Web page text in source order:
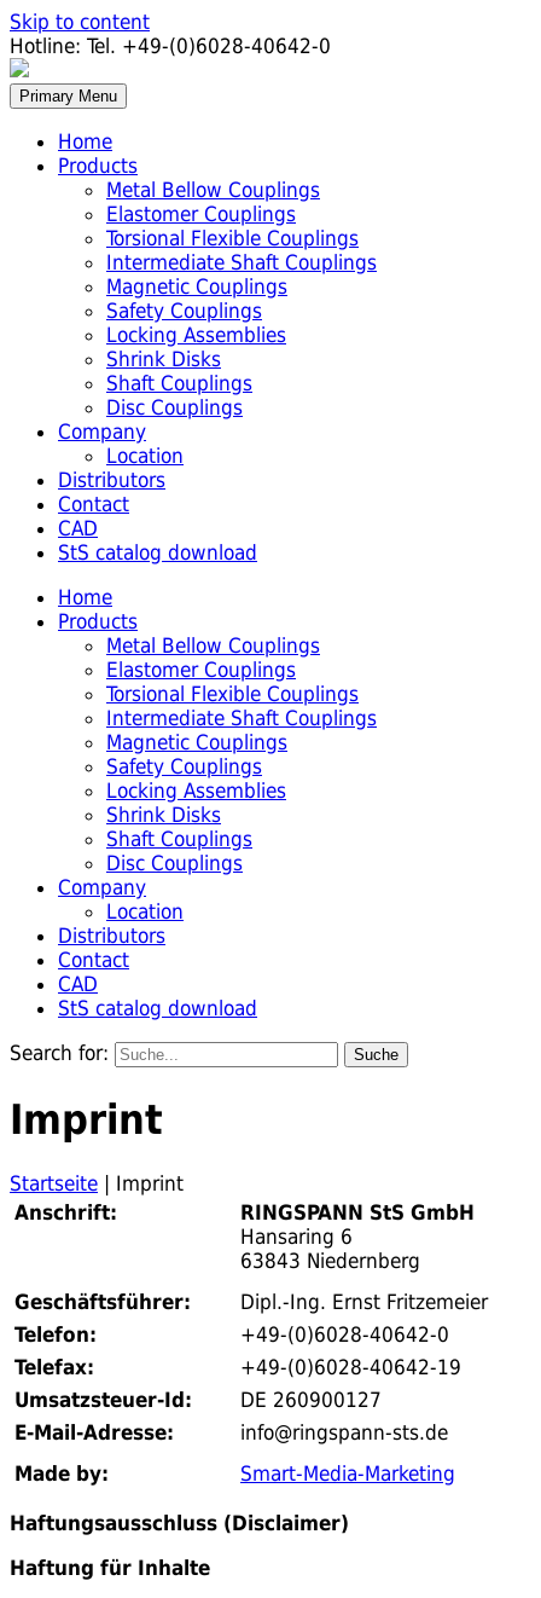
Skip to content
Hotline: Tel. +49-(0)6028-40642-0
Primary Menu
Home
Products
Metal Bellow Couplings
Elastomer Couplings
Torsional Flexible Couplings
Intermediate Shaft Couplings
Magnetic Couplings
Safety Couplings
Locking Assemblies
Shrink Disks
Shaft Couplings
Disc Couplings
Company
Location
Distributors
Contact
CAD
StS catalog download
Home
Products
Metal Bellow Couplings
Elastomer Couplings
Torsional Flexible Couplings
Intermediate Shaft Couplings
Magnetic Couplings
Safety Couplings
Locking Assemblies
Shrink Disks
Shaft Couplings
Disc Couplings
Company
Location
Distributors
Contact
CAD
StS catalog download
Search for:
Imprint
Startseite | Imprint
Anschrift:
RINGSPANN StS GmbH
Hansaring 6
63843 Niedernberg
Geschäftsführer:
Dipl.-Ing. Ernst Fritzemeier
Telefon:
+49-(0)6028-40642-0
Telefax:
+49-(0)6028-40642-19
Umsatzsteuer-Id:
DE 260900127
E-Mail-Adresse:
info@ringspann-sts.de
Made by:
Smart-Media-Marketing
Haftungsausschluss (Disclaimer)
Haftung für Inhalte